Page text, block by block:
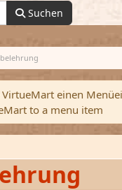
Suchen
einen
to a menu item